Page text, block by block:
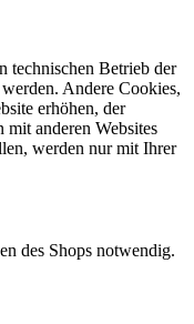
technischen Betrieb der
Andere Cookies,
erhöhen, der
anderen Websites
werden nur mit Ihrer
des Shops notwendig.